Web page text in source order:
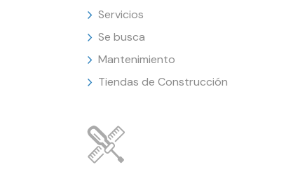
Servicios
Se busca
Mantenimiento
Tiendas de Construcción